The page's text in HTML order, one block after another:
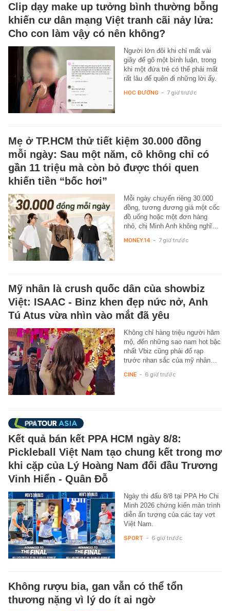
Clip dạy make up tưởng bình thường bỗng
khiến cư dân mạng Việt tranh cãi nảy lửa:
Cho con làm vậy có nên không?
Người lớn đôi khi chỉ mất vài
giây để gõ một bình luận, trong
khi một đứa trẻ có thể phải mất
rất lâu để quên đi những lời ấy.
HỌC ĐƯỜNG - 7 giờ trước
Mẹ ở TP.HCM thử tiết kiệm 30.000 đồng
mỗi ngày: Sau một năm, cô không chỉ có
gần 11 triệu mà còn bỏ được thói quen
khiến tiền “bốc hơi”
Mỗi ngày chuyển riêng 30.000
đồng, tương đương giá một cốc
đồ uống hoặc một đơn hàng
nhỏ, chị Minh Anh không nghĩ…
MONEY.14 - 7 giờ trước
Mỹ nhân là crush quốc dân của showbiz
Việt: ISAAC - Binz khen đẹp nức nở, Anh
Tú Atus vừa nhìn vào mắt đã yêu
Không chỉ hàng triệu người hâm
mộ, đến những sao nam hot bậc
nhất Vbiz cũng phải đổ rạp
trước nhan sắc của mỹ nhân…
CINE - 6 giờ trước
Kết quả bán kết PPA HCM ngày 8/8:
Pickleball Việt Nam tạo chung kết trong mơ
khi cặp của Lý Hoàng Nam đối đầu Trương
Vinh Hiển - Quân Đỗ
Ngày thi đấu 8/8 tại PPA Ho Chi
Minh 2026 chứng kiến màn trình
diễn ấn tượng của các tay vợt
Việt Nam.
SPORT - 6 giờ trước
Không rượu bia, gan vẫn có thể tổn
thương nặng vì lý do ít ai ngờ